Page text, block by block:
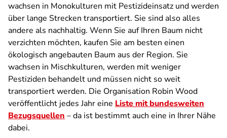
wachsen in Monokulturen mit Pestizideinsatz und werden
über lange Strecken transportiert. Sie sind also alles
andere als nachhaltig. Wenn Sie auf Ihren Baum nicht
verzichten möchten, kaufen Sie am besten einen
ökologisch angebauten Baum aus der Region. Sie
wachsen in Mischkulturen, werden mit weniger
Pestiziden behandelt und müssen nicht so weit
transportiert werden. Die Organisation Robin Wood
veröffentlicht jedes Jahr eine Liste mit bundesweiten
Bezugsquellen – da ist bestimmt auch eine in Ihrer Nähe
dabei.